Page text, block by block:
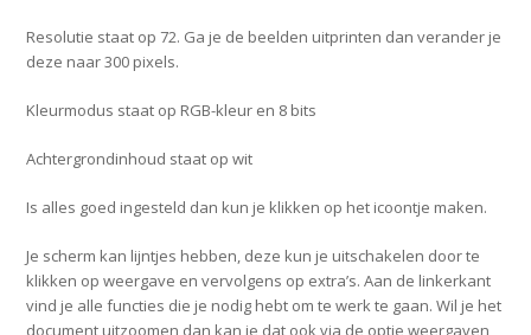
Resolutie staat op 72. Ga je de beelden uitprinten dan verander je
deze naar 300 pixels.
Kleurmodus staat op RGB-kleur en 8 bits
Achtergrondinhoud staat op wit
Is alles goed ingesteld dan kun je klikken op het icoontje maken.
Je scherm kan lijntjes hebben, deze kun je uitschakelen door te
klikken op weergave en vervolgens op extra’s. Aan de linkerkant
vind je alle functies die je nodig hebt om te werk te gaan. Wil je het
document uitzoomen dan kan je dat ook via de optie weergaven